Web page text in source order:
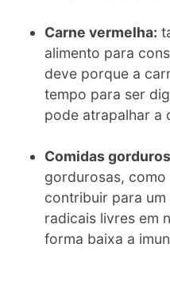
Carne vermelha:
alimento para
deve porque a
tempo para ser
pode atrapalhar a
Comidas
gordurosas,
contribuir para
radicais livres em
forma baixa a